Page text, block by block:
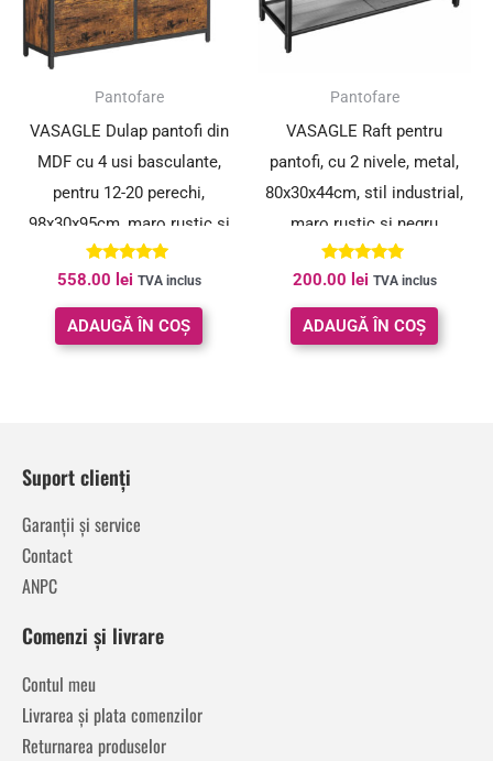
Pantofare
VASAGLE Dulap pantofi din
MDF cu ​​4 usi basculante,
pentru 12-20 perechi,
98x30x95cm, maro rustic si
negru
Evaluat la
5.00
din 5
558.00 lei TVA inclus
ADAUGĂ ÎN COȘ
Pantofare
VASAGLE Raft pentru
pantofi, cu 2 nivele, metal,
80x30x44cm, stil industrial,
maro rustic si negru
Evaluat la
4.92
din 5
200.00 lei TVA inclus
ADAUGĂ ÎN COȘ
Suport clienți
Garanții și service
Contact
ANPC
Comenzi și livrare
Contul meu
Livrarea și plata comenzilor
Returnarea produselor